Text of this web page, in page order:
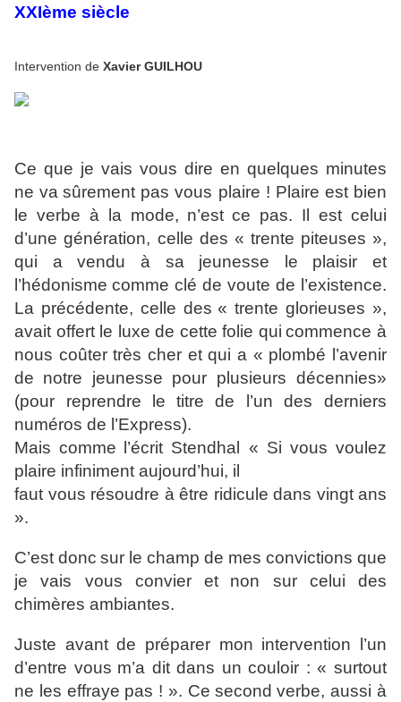
XXIème siècle
Intervention de Xavier GUILHOU
Ce que je vais vous dire en quelques minutes
ne va sûrement pas vous plaire ! Plaire est bien
le verbe à la mode, n’est ce pas. Il est celui
d’une génération, celle des « trente piteuses »,
qui a vendu à sa jeunesse le plaisir et
l’hédonisme comme clé de voute de l’existence.
La précédente, celle des « trente glorieuses »,
avait offert le luxe de cette folie qui commence à
nous coûter très cher et qui a « plombé l’avenir
de notre jeunesse pour plusieurs décennies»
(pour reprendre le
titre de l’un des derniers
numéros de l’Express).
Mais comme
l’écrit Stendhal « Si vous voulez
plaire infiniment aujourd’hui, il
faut vous résoudre à être ridicule dans vingt ans
».
C’est donc sur le champ de mes convictions que
je vais vous convier et
non sur celui des
chimères ambiantes.
Juste avant de préparer mon intervention l’un
d’entre vous m’a dit dans un couloir : « surtout
ne les effraye pas ! ». Ce second verbe, aussi à